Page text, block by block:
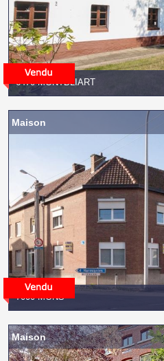
6470 MONTBLIART
7000 MONS
Maison
Maison